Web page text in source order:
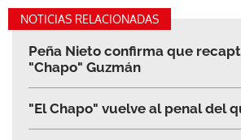
NOTICIAS RELACIONADAS
Peña Nieto confirma que
"Chapo" Guzmán
"El Chapo" vuelve al penal del